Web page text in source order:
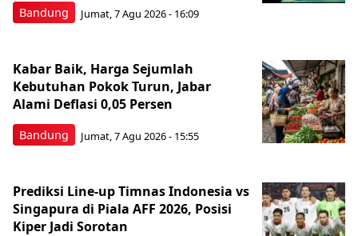
Bandung Jumat, 7 Agu 2026 - 16:09
Bandung
Kabar Baik, Harga Sejumlah
Kebutuhan Pokok Turun, Jabar
Alami Deflasi 0,05 Persen
Jumat, 7 Agu 2026 - 15:55
Prediksi Line-up Timnas Indonesia vs
Singapura di Piala AFF 2026, Posisi
Kiper Jadi Sorotan